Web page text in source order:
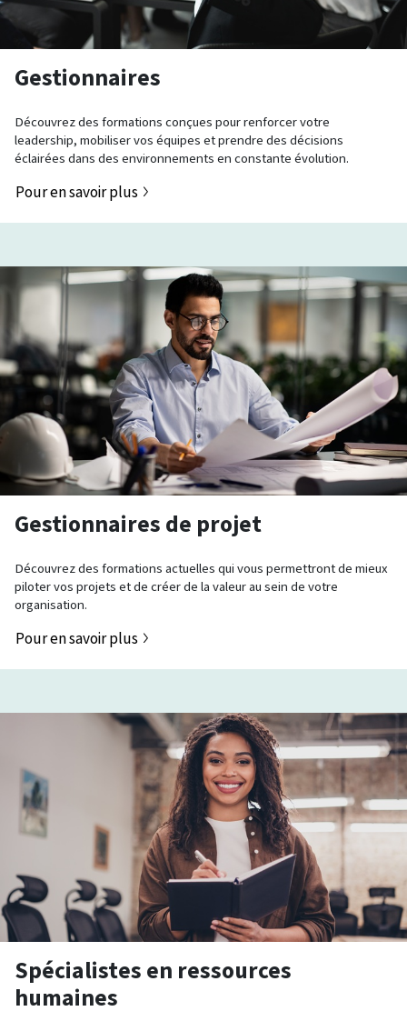
Gestionnaires
Découvrez des formations conçues pour renforcer votre
leadership, mobiliser vos équipes et prendre des décisions
éclairées dans des environnements en constante évolution.
Pour en savoir plus
Gestionnaires de projet
Découvrez des formations actuelles qui vous permettront de mieux
piloter vos projets et de créer de la valeur au sein de votre
organisation.
Pour en savoir plus
Spécialistes en ressources
humaines